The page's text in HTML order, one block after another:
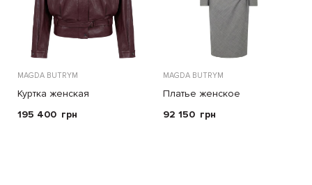
MAGDA BUTRYM
Куртка женская
195 400 грн
MAGDA BUTRYM
Платье женское
92 150 грн